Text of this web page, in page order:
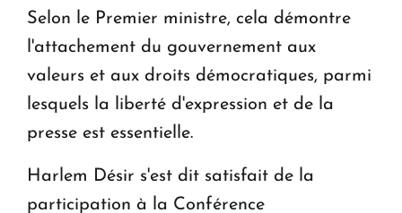
Selon le Premier ministre, cela démontre
l'attachement du gouvernement aux
valeurs et aux droits démocratiques, parmi
lesquels la liberté d'expression et de la
presse est essentielle.
Harlem Désir s'est dit satisfait de la
participation à la Conférence